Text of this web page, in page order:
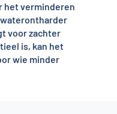
het verminderen
waterontharder
voor zachter
is, kan het
wie minder